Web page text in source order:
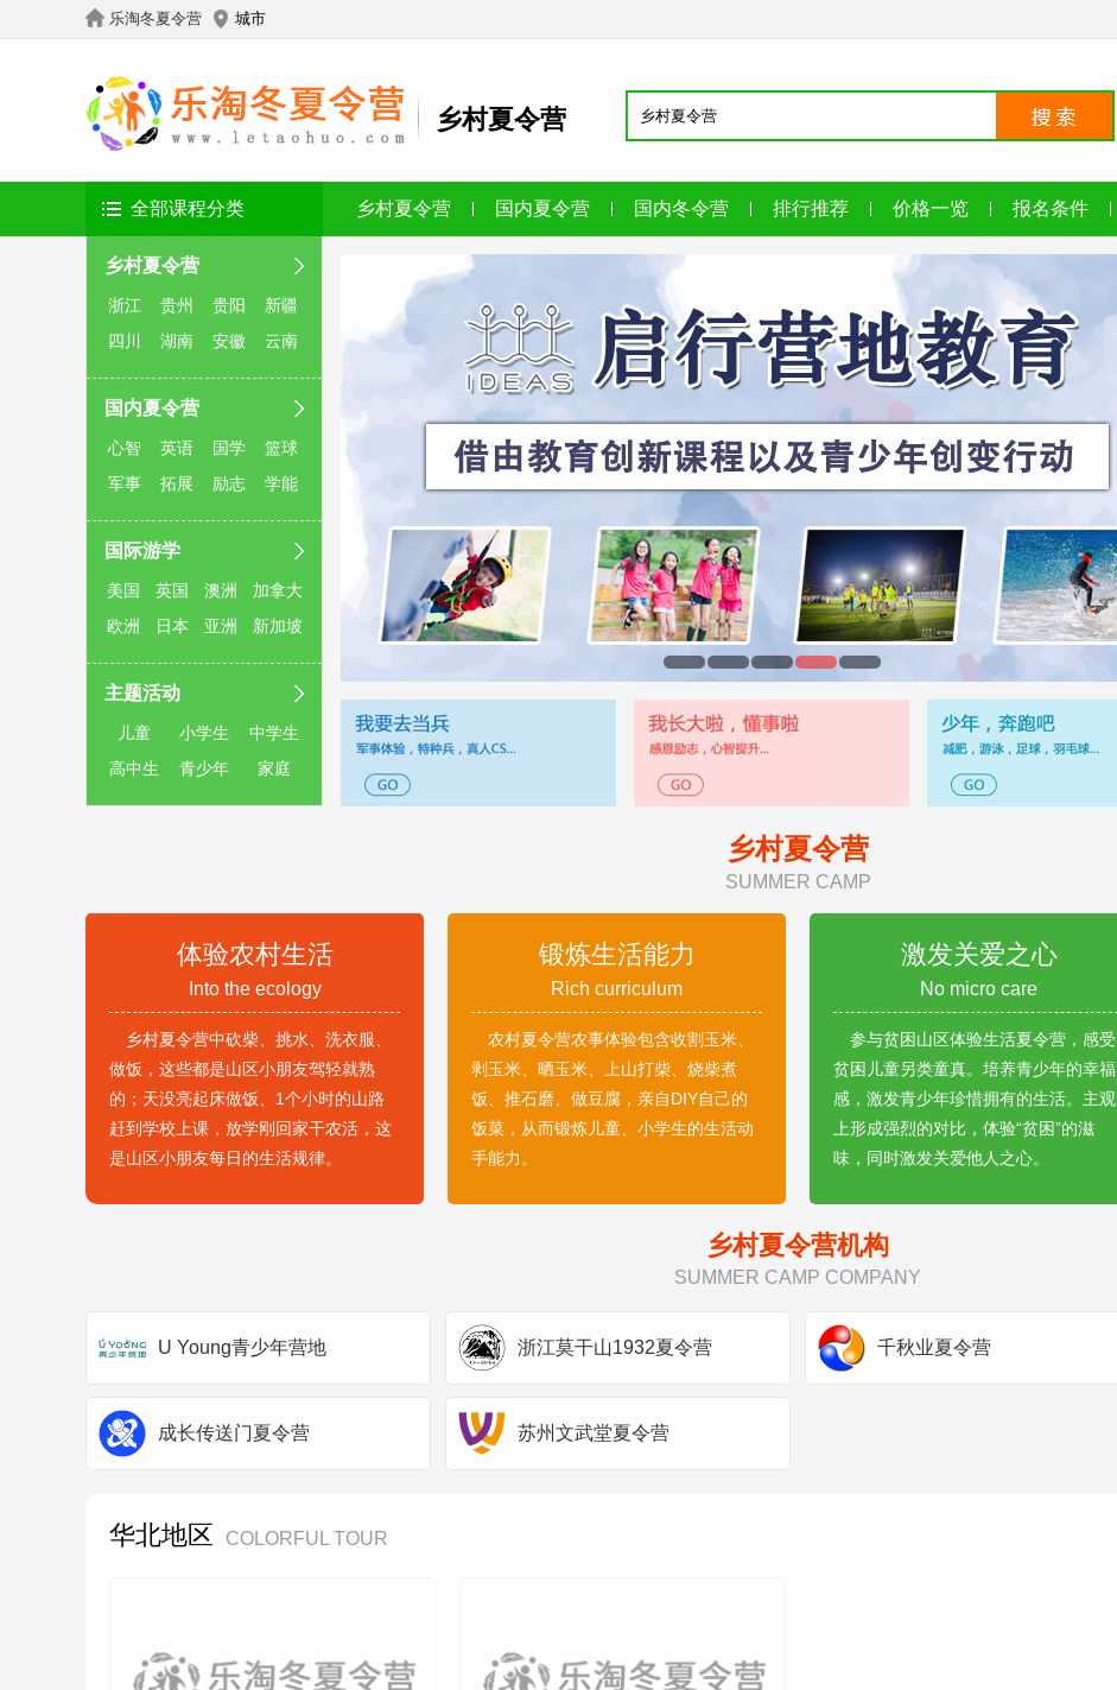
乐淘冬夏令营 城市
乡村夏令营
全部课程分类 乡村夏令营 国内夏令营 国内冬令营 排行推荐 价格一览 报名条件
乡村夏令营
浙江 贵州 贵阳
新疆
四川
湖南 安徽 云南
国内夏令营
心智 英语 国学
篮球
军事
拓展 励志 学能
国际游学
美国 英国 澳洲
加拿大
欧洲
日本 亚洲 新加坡
主题活动
儿童 小学生
中学生
高中生
青少年 家庭
2 3 4 5
乡村夏令营
SUMMER CAMP
体验农村生活
Into the ecology
乡村夏令营中砍柴、挑水、洗衣服、
做饭，这些都是山区小朋友驾轻就熟
的；天没亮起床做饭、1个小时的山路
赶到学校上课，放学刚回家干农活，这
是山区小朋友每日的生活规律。
锻炼生活能力
Rich curriculum
农村夏令营农事体验包含收割玉米、
剥玉米、晒玉米、上山打柴、烧柴煮
饭、推石磨、做豆腐，亲自DIY自己的
饭菜，从而锻炼儿童、小学生的生活动
手能力。
激发关爱之心
No micro care
参与贫困山区体验生活夏令营，感受
贫困儿童另类童真。培养青少年的幸福
感，激发青少年珍惜拥有的生活。主观
上形成强烈的对比，体验“贫困”的滋
味，同时激发关爱他人之心。
乡村夏令营机构
SUMMER CAMP COMPANY
U Young青少年营地 浙江莫干山1932夏令营 千秋业夏令营
成长传送门夏令营 苏州文武堂夏令营
华北地区 COLORFUL TOUR